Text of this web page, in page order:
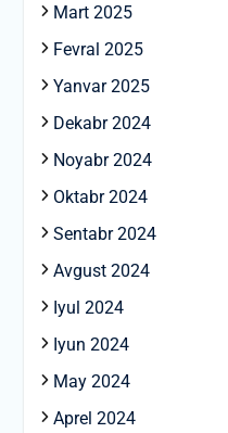
Mart 2025
Fevral 2025
Yanvar 2025
Dekabr 2024
Noyabr 2024
Oktabr 2024
Sentabr 2024
Avgust 2024
Iyul 2024
Iyun 2024
May 2024
Aprel 2024